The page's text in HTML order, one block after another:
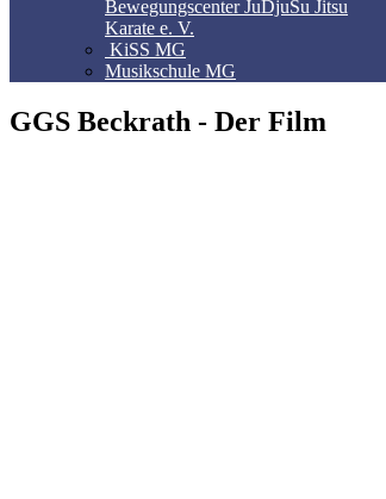
Bewegungscenter JuDjuSu Jitsu
Karate e. V.
KiSS MG
Musikschule MG
GGS Beckrath - Der Film